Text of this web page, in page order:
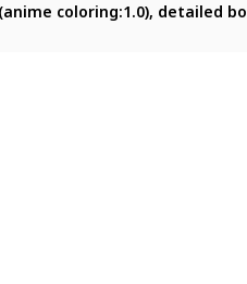
coloring:1.0), detailed